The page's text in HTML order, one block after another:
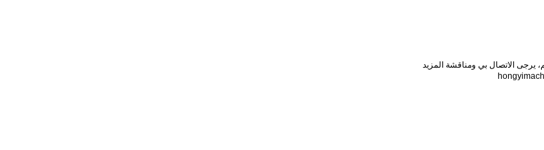
يرجى الاتصال بي ومناقشة المزيد